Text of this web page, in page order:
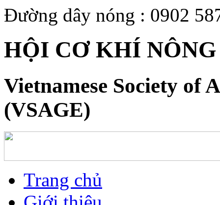
Đường dây nóng : 0902
HỘI CƠ KHÍ
Vietnamese Society of
(VSAGE)
Trang chủ